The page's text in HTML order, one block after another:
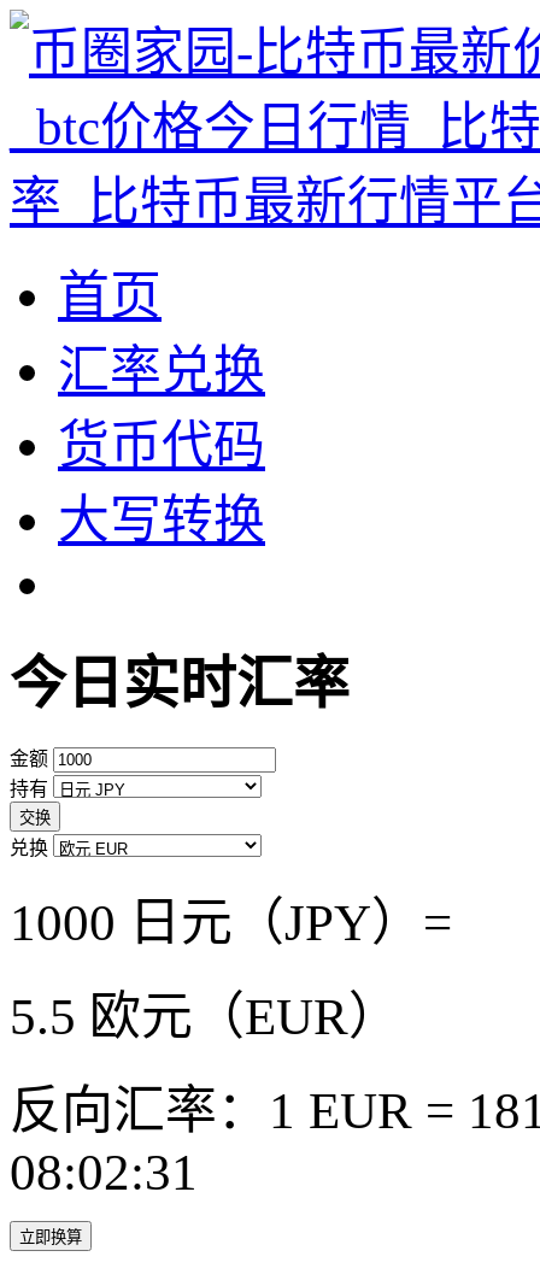
首页
汇率兑换
货币代码
大写转换
今日实时汇率
金额
持有
交换
兑换
1000 日元（JPY）=
5.5 欧元（EUR）
反向汇率：1 EUR =
08:02:31
立即换算